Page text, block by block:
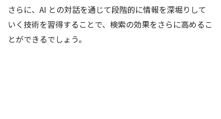
さらに、AI との対話を通じて段階的に情報を深堀りして
いく技術を習得することで、検索の効果をさらに高めるこ
とができるでしょう。